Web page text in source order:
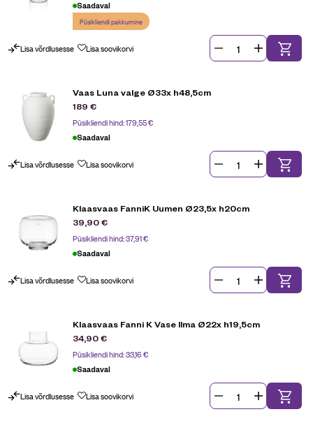
Saadaval
Püsikliendi pakkumine
Lisa võrdlusesse Lisa soovikorvi
Vaas Luna valge Ø33x h48,5cm
189 €
Püsikliendi hind:179,55€
Saadaval
Lisa võrdlusesse Lisa soovikorvi
Klaasvaas FanniK Uumen Ø23,5x h20cm
39,90€
Püsikliendi hind:37,91€
Saadaval
Lisa võrdlusesse Lisa soovikorvi
Klaasvaas Fanni K Vase Ilma Ø22x h19,5cm
34,90€
Püsikliendi hind:33,16€
Saadaval
Lisa võrdlusesse Lisa soovikorvi